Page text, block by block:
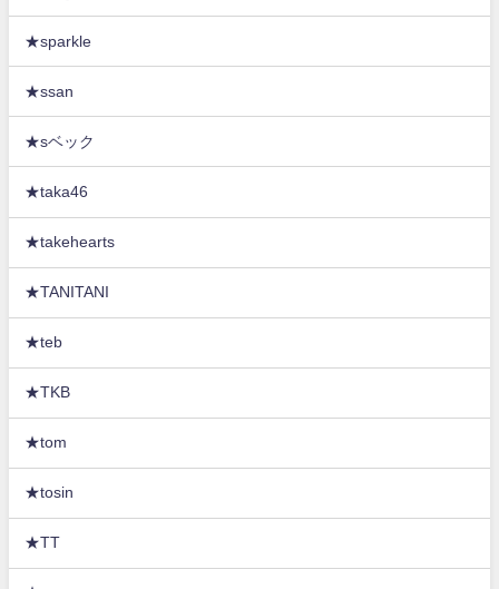
★sparkle
★ssan
★sベック
★taka46
★takehearts
★TANITANI
★teb
★TKB
★tom
★tosin
★TT